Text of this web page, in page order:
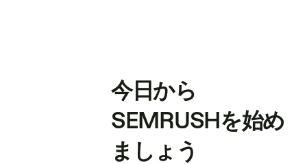
今日から
SEMRUSHを始め
ましょう